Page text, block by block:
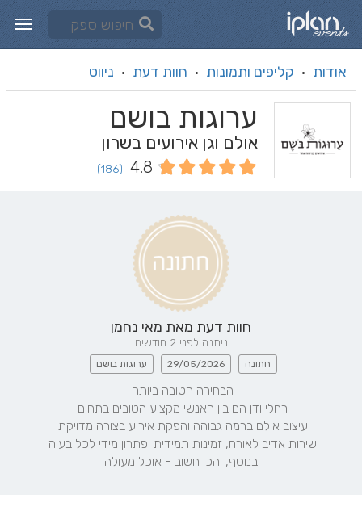
אודות · קליפים ותמונות · חוות דעת · ניווט
ערוגות בושם
אולם וגן אירועים בשרון
4.8
(186)
חוות דעת מאת מאי נחמן
ניתנה לפני 2 חודשים
חתונה 29/05/2026 ערוגות בושם
בנוסף, והכי חשוב - אוכל מעולה